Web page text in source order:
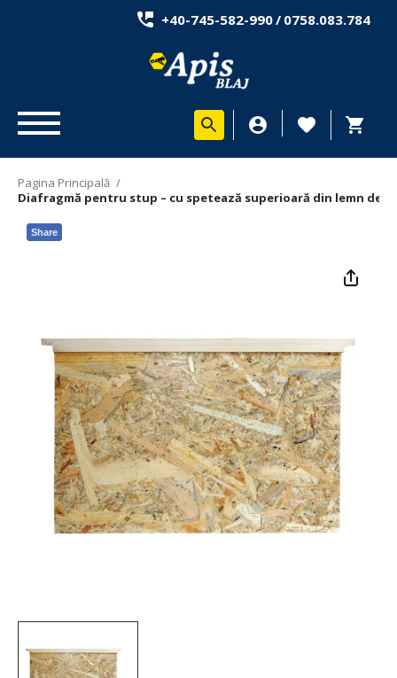
+40-745-582-990/ 0758.083.784
Pagina Principală /
Diafragmă pentru stup – cu spetează superioară din lemn de
Share